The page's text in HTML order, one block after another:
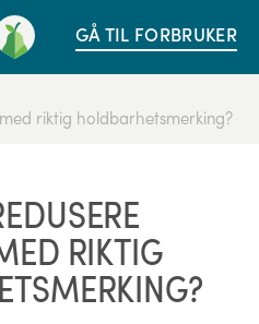
GÅ TIL FORBRUKER
riktig holdbarhetsmerking?
RIKTIG